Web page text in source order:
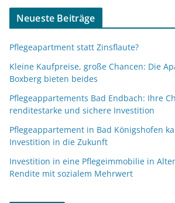
Neueste Beiträge
Pflegeapartment statt Zinsflaute?
Kleine Kaufpreise, große Chancen: Die
Boxberg bieten beides
Pflegeappartements Bad Endbach: Ihre
renditestarke und sichere Investition
Pflegeappartement in Bad Königshofen
Investition in die Zukunft
Investition in eine Pflegeimmobilie in
Rendite mit sozialem Mehrwert